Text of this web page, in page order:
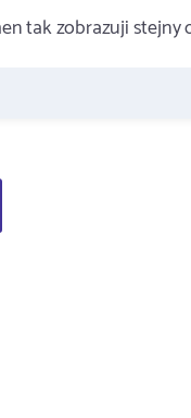
tak zobrazuji stejny